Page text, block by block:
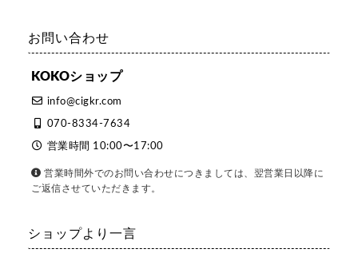
お問い合わせ
KOKOショップ
info@cigkr.com
070-8334-7634
営業時間 10:00〜17:00
営業時間外でのお問い合わせにつきましては、翌営業日以降に
ご返信させていただきます。
ショップより一言